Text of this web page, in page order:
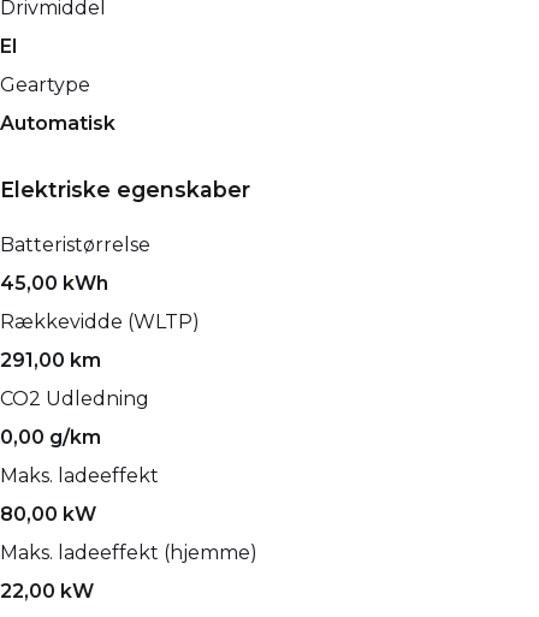
Drivmiddel
El
Geartype
Automatisk
Elektriske egenskaber
Batteristørrelse
45,00 kWh
Rækkevidde (WLTP)
291,00 km
CO2 Udledning
0,00 g/km
Maks. ladeeffekt
80,00 kW
Maks. ladeeffekt (hjemme)
22,00 kW